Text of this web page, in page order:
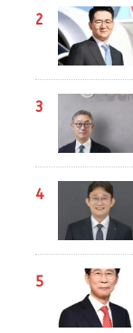
2
3
4
5